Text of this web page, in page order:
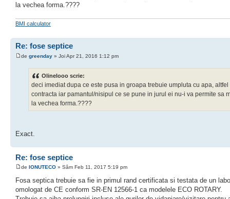
la vechea forma.????
BMI calculator
Re: fose septice
de greenday » Joi Apr 21, 2016 1:12 pm
Olinelooo scrie:
deci imediat dupa ce este pusa in groapa trebuie umpluta cu apa, altfel
contracta iar pamantul/nisipul ce se pune in jurul ei nu-i va permite sa
la vechea forma.????
Exact.
Re: fose septice
de IONUTECO » Sâm Feb 11, 2017 5:19 pm
Fosa septica trebuie sa fie in primul rand certificata si testata de un
omologat de CE conform SR-EN 12566-1 ca modelele ECO ROTARY.